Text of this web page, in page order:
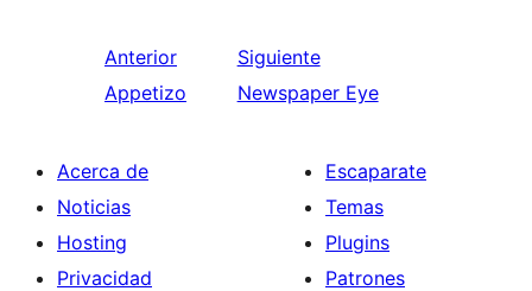
Anterior
Appetizo
Siguiente
Newspaper Eye
Acerca de
Noticias
Hosting
Privacidad
Escaparate
Temas
Plugins
Patrones